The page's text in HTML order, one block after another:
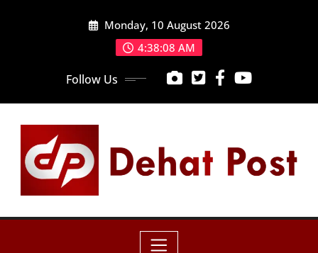
Monday, 10 August 2026
4:38:10 AM
Follow Us